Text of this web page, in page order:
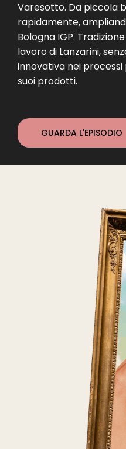
Varesotto. Da piccola
rapidamente,
Bologna IGP.
lavoro di Lanzarini,
innovativa nei
suoi prodotti.
GUARDA L'EPISODIO